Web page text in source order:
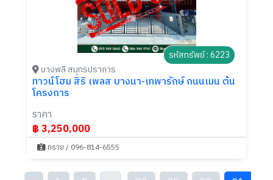
รหัสทรัพย์ : 6223
บางพลี สมุทรปราการ
ทาวน์โฮม สิริ เพลส บางนา-เทพารักษ์ ถนนเมน ต้น
โครงการ
ราคา
฿ 3,250,000
ทราย / 096-814-6555